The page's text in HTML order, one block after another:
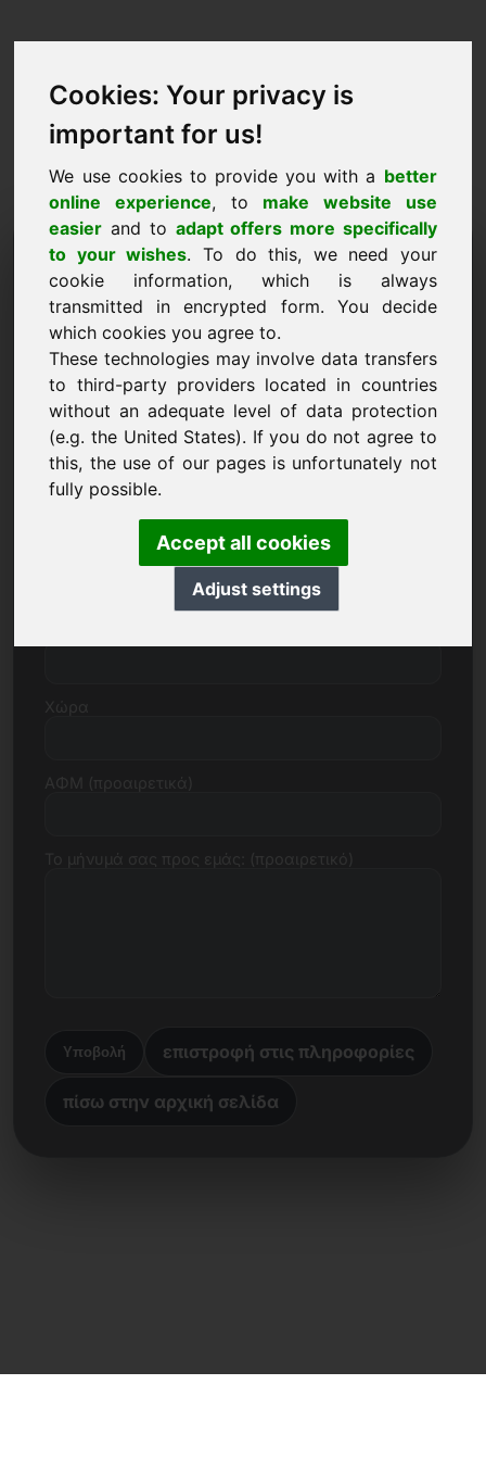
Cookies: Your privacy is
important for us!
We use cookies to provide you with a better
online experience, to make website use
easier and to adapt offers more specifically
to your wishes. To do this, we need your
cookie information, which is always
transmitted in encrypted form. You decide
which cookies you agree to.
These technologies may involve data transfers
to third-party providers located in countries
without an adequate level of data protection
(e.g. the United States). If you do not agree to
this, the use of our pages is unfortunately not
fully possible.
Accept all cookies
Adjust settings
Αίτημα αγοράς domain:
wab.eu
Θέλω να αγοράσω το domain wab.eu για 3500
Ευρώ χωρίς ΦΠΑ.
Όνομα, εταιρεία
E-Mail
Υποβολή επιστροφή στις πληροφορίες
πίσω στην αρχική σελίδα